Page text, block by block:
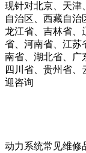
现针对北京、天津
自治区、西藏自治
龙江省、吉林省、
省、河南省、江苏
南省、湖北省、广
四川省、贵州省
迎咨询
动力系统常见维修